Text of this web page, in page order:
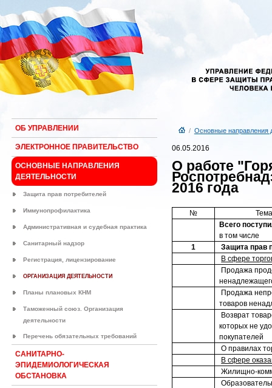
ОБ УПРАВЛЕНИИ
ЭЛЕКТРОННОЕ ПРАВИТЕЛЬСТВО
ОСНОВНЫЕ НАПРАВЛЕНИЯ
ДЕЯТЕЛЬНОСТИ
Защита прав потребителей
Иммунопрофилактика
Административная и судебная практика
Санитарный надзор
Регистрация, лицензирование
ОРГАНИЗАЦИЯ ДЕЯТЕЛЬНОСТИ
Планы плановых КНМ
Таможенный союз. Организация
деятельности
Перечень обязательных требований
САНИТАРНО-
ЭПИДЕМИОЛОГИЧЕСКАЯ
ОБСТАНОВКА
/ Основные направления
06.05.2016
О работе
2016 года
№
Всего
в том числе
1
Защита прав
В сфере
Продажа
Продажа
товаров
Возврат
которых не
покупателей
О правилах
В сфере
Жилищно-